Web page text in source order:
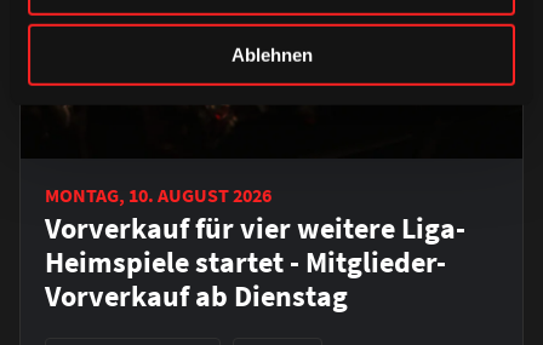
Ablehnen
MONTAG, 10. AUGUST 2026
Vorverkauf für vier weitere Liga-
Heimspiele startet - Mitglieder-
Vorverkauf ab Dienstag